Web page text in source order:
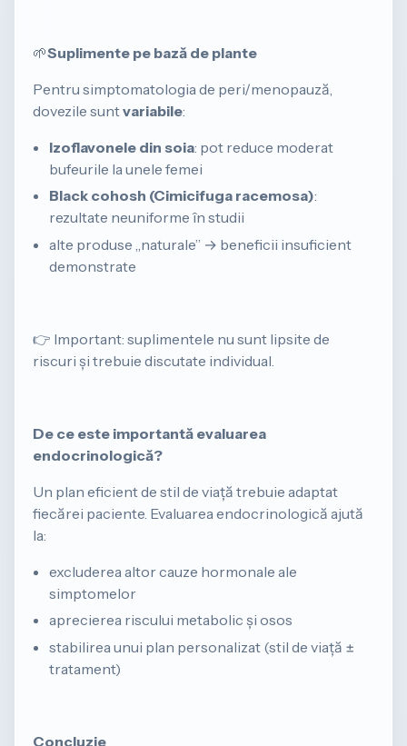
🌱Suplimente pe bază de plante
Pentru simptomatologia de peri/menopauză,
dovezile suntvariabile:
Izoflavonele din soia: pot reduce moderat
bufeurile la unele femei
Black cohosh (Cimicifuga racemosa):
rezultate neuniforme în studii
alte produse „naturale” → beneficii insuficient
demonstrate
👉 Important: suplimentele nu sunt lipsite de
riscuri și trebuie discutate individual.
De ce este importantă evaluarea
endocrinologică?
Un plan eficient de stil de viață trebuie adaptat
fiecărei paciente. Evaluarea endocrinologică ajută
la:
excluderea altor cauze hormonale ale
simptomelor
aprecierea riscului metabolic și osos
stabilirea unui plan personalizat (stil de viață ±
tratament)
Concluzie